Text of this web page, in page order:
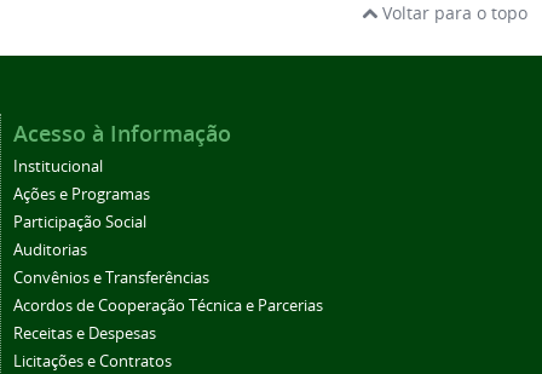
Voltar para o topo
Acesso à Informação
Institucional
Ações e Programas
Participação Social
Auditorias
Convênios e Transferências
Acordos de Cooperação Técnica e Parcerias
Receitas e Despesas
Licitações e Contratos